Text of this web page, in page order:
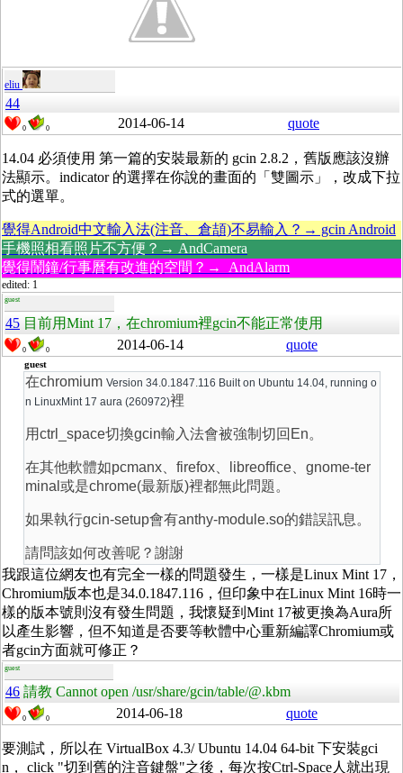
eliu
44
0 0 2014-06-14 quote
14.04 必須使用 第一篇的安裝最新的 gcin 2.8.2，舊版應該沒辦
法顯示。indicator 的選擇在你說的畫面的「雙圖示」，改成下拉
式的選單。
覺得Android中文輸入法(注音、倉頡)不易輸入？→ gcin Android
手機照相看照片不方便？→ AndCamera
覺得鬧鐘/行事曆有改進的空間？→ AndAlarm
edited: 1
guest
45 目前用Mint 17，在chromium裡gcin不能正常使用
0 0 2014-06-14 quote
guest
在chromium Version 34.0.1847.116 Built on Ubuntu 14.04, running o
n LinuxMint 17 aura (260972)裡
用ctrl_space切換gcin輸入法會被強制切回En。
在其他軟體如pcmanx、firefox、libreoffice、gnome-ter
minal或是chrome(最新版)裡都無此問題。
如果執行gcin-setup會有anthy-module.so的錯誤訊息。
請問該如何改善呢？謝謝
我跟這位網友也有完全一樣的問題發生，一樣是Linux Mint 17，
Chromium版本也是34.0.1847.116，但印象中在Linux Mint 16時一
樣的版本號則沒有發生問題，我懷疑到Mint 17被更換為Aura所
以產生影響，但不知道是否要等軟體中心重新編譯Chromium或
者gcin方面就可修正？
guest
46 請教 Cannot open /usr/share/gcin/table/@.kbm
0 0 2014-06-18 quote
要測試，所以在 VirtualBox 4.3/ Ubuntu 14.04 64-bit 下安裝gci
n， click "切到舊的注音鍵盤"之後，每次按Ctrl-Space人就出現